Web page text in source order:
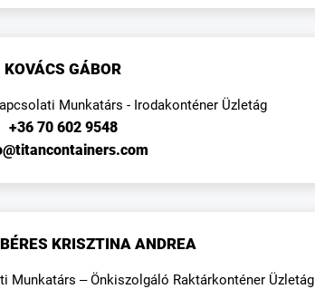
KOVÁCS GÁBOR
Munkatárs - Irodakonténer Üzletág
+36 70 602 9548
KRISZTINA ANDREA
Munkatárs – Önkiszolgáló Raktárkonténer Üzletág